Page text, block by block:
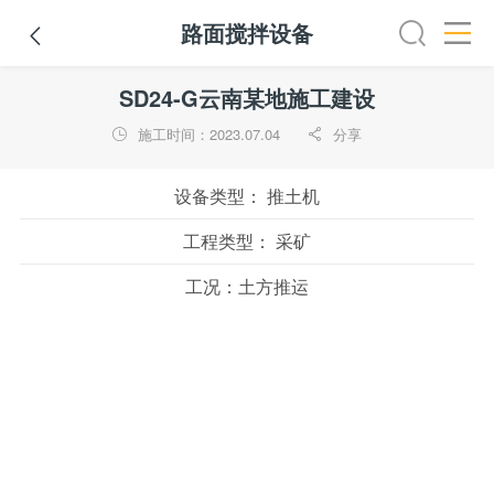
 路面搅拌设备
摊铺机 冷再生机 吊管机 混凝土搅拌设备
SD24-G云南某地施工建设
 施工时间：2023.07.04  分享
设备类型： 推土机
工程类型： 采矿
工况： 土方推运